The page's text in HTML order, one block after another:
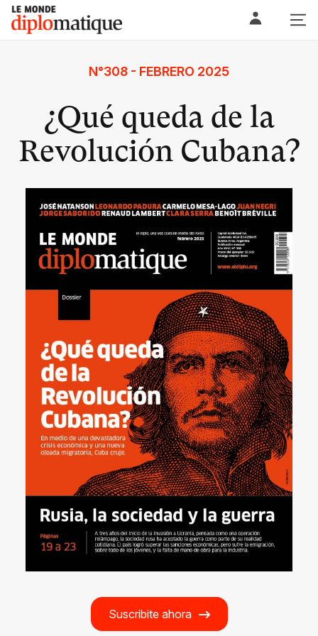
Skip
content
Le monde diplomatique
N°308 - FEBRERO 2025
¿Qué queda de la
Revolución Cubana?
Suscribite ahora